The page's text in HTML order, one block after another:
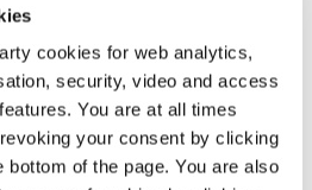
cookies for web analytics,
security, video and access
You are at all times
your consent by clicking
bottom of the page. You are also
mere nært sundhedsvæsen.
Mette Frederiksen,
Troels Lund Poulsen,
Rasmussen og indenrigs- og